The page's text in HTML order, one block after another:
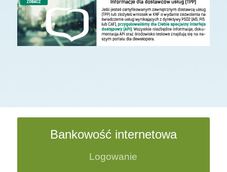
Bankowość internetowa
Logowanie